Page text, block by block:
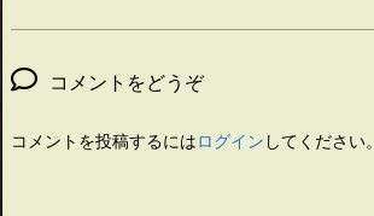
コメントをどうぞ
コメントを投稿するにはログイン してください。